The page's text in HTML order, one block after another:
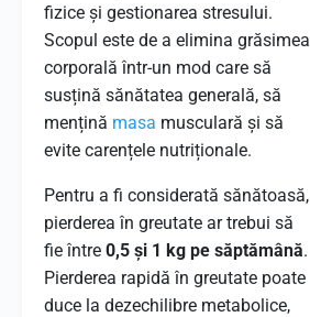
fizice și gestionarea stresului.
Scopul este de a elimina grăsimea
corporală într-un mod care să
susțină sănătatea generală, să
mențină masa musculară și să
evite carențele nutriționale.
Pentru a fi considerată sănătoasă,
pierderea în greutate ar trebui să
fie între 0,5 și 1 kg pe săptămână.
Pierderea rapidă în greutate poate
duce la dezechilibre metabolice,